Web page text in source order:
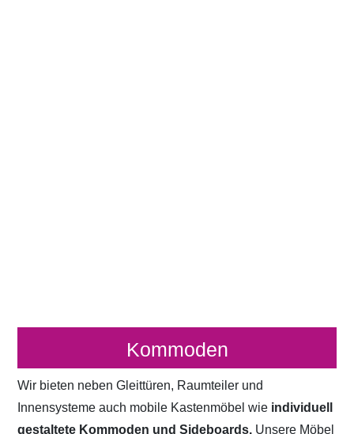
Kommoden
Wir bieten neben Gleittüren, Raumteiler und
Innensysteme auch mobile Kastenmöbel wie individuell
gestaltete Kommoden und Sideboards. Unsere Möbel